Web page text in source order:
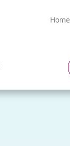
Home